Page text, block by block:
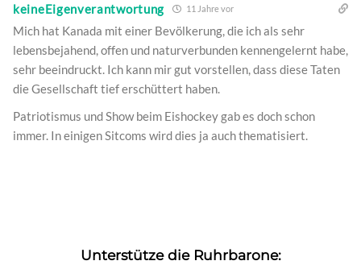
keineEigenverantwortung 11 Jahre vor
Mich hat Kanada mit einer Bevölkerung, die ich als sehr
lebensbejahend, offen und naturverbunden kennengelernt habe,
sehr beeindruckt. Ich kann mir gut vorstellen, dass diese Taten
die Gesellschaft tief erschüttert haben.
Patriotismus und Show beim Eishockey gab es doch schon
immer. In einigen Sitcoms wird dies ja auch thematisiert.
Unterstütze die Ruhrbarone: